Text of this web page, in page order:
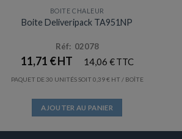
Prix en baisse
BOITE CHALEUR
Boite Deliveripack TA951NP
Réf: 02078
11,71 € 14,06 €
PAQUET DE 30 UNITÉS SOIT 0,39€ / BOÎTE
AJOUTER AU PANIER